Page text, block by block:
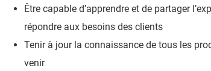
Être capable d’apprendre et de partager
répondre aux besoins des clients
Tenir à jour la connaissance de tous les
venir